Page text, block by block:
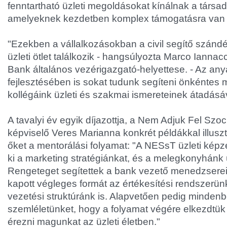
fenntartható üzleti megoldásokat kínálnak a
amelyeknek kezdetben komplex támogatásra
"Ezekben a vállalkozásokban a civil segítő
üzleti ötlet találkozik - hangsúlyozta Marco
Bank általános vezérigazgató-helyettese. - Az
fejlesztésében is sokat tudunk segíteni önkéntes
kollégáink üzleti és szakmai ismereteinek
A tavalyi év egyik díjazottja, a Nem Adjuk Fel
képviselő Veres Marianna konkrét példákkal
őket a mentorálási folyamat: "A NESsT üzleti
ki a marketing stratégiánkat, és a melegkonyhánk
Rengeteget segítettek a bank vezető
kapott végleges formát az értékesítési
vezetési struktúránk is. Alapvetően pedig
szemléletünket, hogy a folyamat végére
érezni magunkat az üzleti életben."